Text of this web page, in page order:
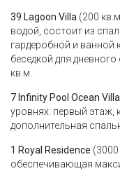
39 Lagoon Villa (200
водой, состоит из
гардеробной и ванной
беседкой для
кв.м.
7 Infinity Pool Ocean Villa
уровнях: первый этаж,
дополнительная
1 Royal Residence
обеспечивающая